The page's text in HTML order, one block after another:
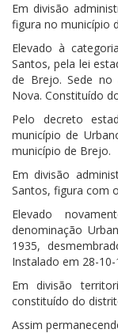
Em divisão
figura no município
Elevado à
Santos, pela lei
de Brejo. Sede no
Nova. Constituído
Pelo decreto
município de
município de Brejo.
Em divisão
Santos, figura com
Elevado
denominação
1935,
Instalado em 28-10-
Em divisão
constituído do
Assim